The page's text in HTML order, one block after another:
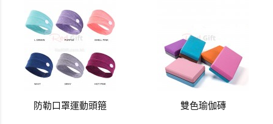
防勒口罩運動頭箍 雙色瑜伽磚